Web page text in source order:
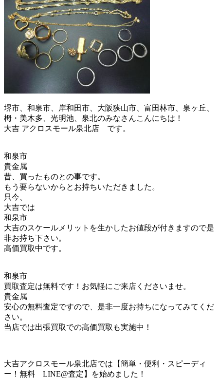
堺市、和泉市、岸和田市、大阪狭山市、富田林市、泉ヶ丘、
栂・美木多、光明池、泉北のみなさんこんにちは！
大吉 アクロスモール泉北店 です。
和泉市
貴金属
昔、買ったものとの事です。
もう要らないからとお持ちいただきました。
只今、
大吉では
和泉市
大吉のスケールメリットを生かしたお値段が付きますので是
非お持ち下さい。
高価買取中です。
和泉市
買取査定は無料です！お気軽にご来店くださいませ。
貴金属
安心の無料査定ですので、是非一度お持ちになってみてくだ
さい。
当店では出張買取での高価買取も実施中！
大吉アクロスモール泉北店では【簡単・便利・スピーディ
ー！無料 LINE@査定】を始めました！